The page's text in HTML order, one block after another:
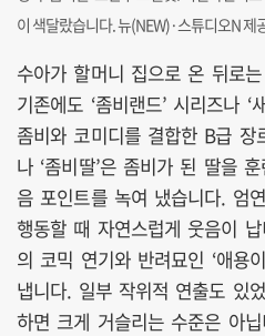
이 색달랐습니다. 뉴(NEW)·스튜디오N 제
수아가 할머니 집으로 온 뒤로
기존에도 ‘좀비랜드’ 시리즈나
좀비와 코미디를 결합한 B급 장
나 ‘좀비딸’은 좀비가 된 딸을
음 포인트를 녹여 냈습니다. 엄
행동할 때 자연스럽게 웃음이
의 코믹 연기와 반려묘인 ‘애용
냅니다. 일부 작위적 연출도 있
하면 크게 거슬리는 수준은 아